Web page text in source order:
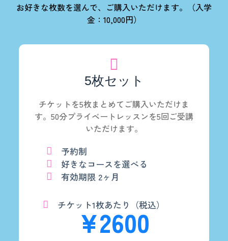
お好きな枚数を選んで、ご購入いただけます。（入学
金：10,000円）
5枚セット
チケットを5枚まとめてご購入いただけま
す。50分プライベートレッスンを5回ご受講
いただけます。
予約制
好きなコースを選べる
有効期限 2ヶ月
チケット1枚あたり（税込）
¥2600